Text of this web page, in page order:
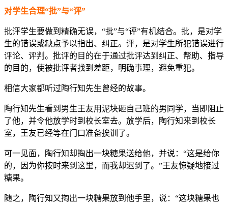
对学生合理“批”与“评”
批评学生要做到精确无误，“批”与“评”有机结合。批，是对学
生的错误或缺点予以指出、纠正。评，是对学生所犯错误进行
评论、评判。批评的目的在于通过批评达到纠正、帮助、指导
的目的，使被批评者找到差距，明确事理，避免重犯。
相信大家都听过陶行知先生曾经的故事。
陶行知先生看到男生王友用泥块砸自己班的男同学，当即阻止
了他，并令他放学时到校长室去。放学后，陶行知来到校长
室，王友已经等在门口准备挨训了。
可一见面，陶行知却掏出一块糖果送给他，并说：“这是给你
的，因为你按时来到这里，而我却迟到了。”王友惊疑地接过
糖果。
随之，陶行知又掏出一块糖果放到他手里，说：“这块糖果也